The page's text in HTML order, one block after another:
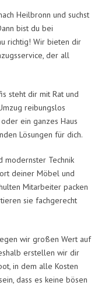
Heilbronn und suchst
bist du bei
richtig! Wir bieten dir
der all
steht dir mit Rat und
reibungslos
ein ganzes Haus
Lösungen für dich.
modernster Technik
deiner Möbel und
Mitarbeiter packen
sie fachgerecht
wir großen Wert auf
erstellen wir dir
in dem alle Kosten
dass es keine bösen